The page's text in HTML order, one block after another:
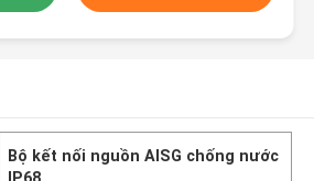
Bộ kết nối nguồn AISG chống nước
IP68